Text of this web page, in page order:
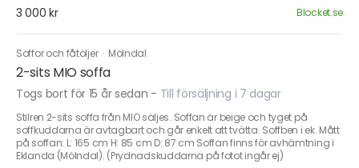
3 000 kr Blocket.se
Soffor och fåtöljer · Mölndal
2-sits MIO soffa
Togs bort för 15 år sedan - Till försäljning i 7 dagar
Stilren 2-sits soffa från MIO säljes. Soffan är beige och tyget på
soffkuddarna är avtagbart och går enkelt att tvätta. Soffben i ek. Mått
på soffan: L: 165 cm H: 85 cm D: 87 cm Soffan finns för avhämtning i
Eklanda (Mölndal). (Prydnadskuddarna på fotot ingår ej)